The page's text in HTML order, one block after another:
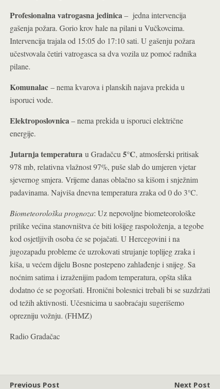
Profesionalna vatrogasna jedinica– jedna intervencija
gašenja požara. Gorio krov hale na pilani u Vučkovcima.
Intervencija trajala od 15:05 do 17:10 sati. U gašenju požara
učestvovala četiri vatrogasca sa dva vozila uz pomoć radnika
pilane.
Komunalac – nema kvarova i planskih najava prekida u
isporuci vode.
Elektroposlovnica– nema prekida u isporuci električne
energije.
Jutarnja temperatura u Gradačcu 5°C, atmosferski pritisak
978 mb, relativna vlažnost 97%, puše slab do umjeren vjetar
sjevernog smjera. Vrijeme danas oblačno sa kišom i snježnim
padavinama. Najviša dnevna temperatura zraka od 0 do 3°C.
Biometeorološka prognoza: Uz nepovoljne biometeorološke
prilike većina stanovništva će biti lošijeg raspoloženja, a tegobe
kod osjetljivih osoba će se pojačati. U Hercegovini i na
jugozapadu probleme će uzrokovati strujanje toplijeg zraka i
kiša, u većem dijelu Bosne postepeno zahlađenje i snijeg. Sa
noćnim satima i izraženijim padom temperatura, opšta slika
dodatno će se pogoršati. Hronični bolesnici trebali bi se suzdržati
od težih aktivnosti. Učesnicima u saobraćaju sugerišemo
oprezniju vožnju. (FHMZ)
Radio Gradačac
Previous Post Next Post